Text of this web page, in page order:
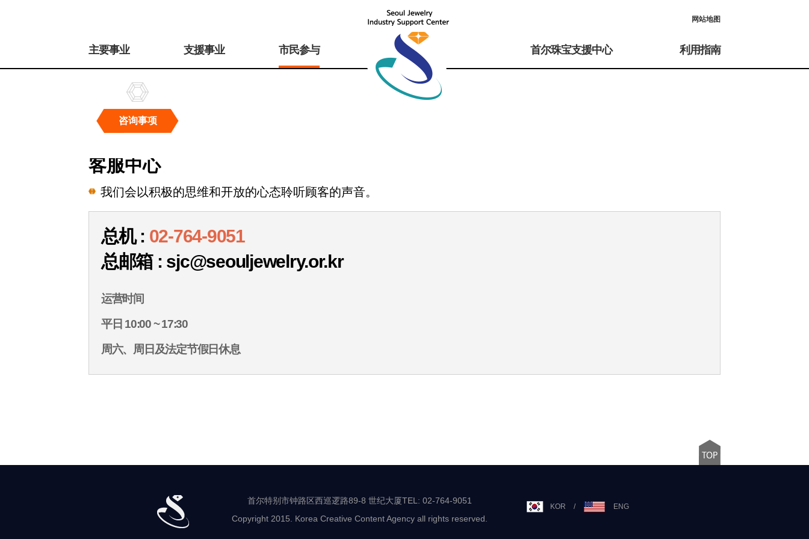
网站地图
메
主要事业 支援事业 市民参与 首尔珠宝支援中心 利用指南
咨询事项
事
客服中心
我们会以积极的思维和开放的心态聆听顾客的声音。
总机 : 02-764-9051
总邮箱 : sjc@seouljewelry.or.kr
运营时间
平日 10:00 ~ 17:30
周六、周日及法定节假日休息
首尔特别市钟路区西巡逻路89-8 世纪大厦TEL: 02-764-9051
Copyright 2015. Korea Creative Content Agency all rights reserved.
KOR / ENG